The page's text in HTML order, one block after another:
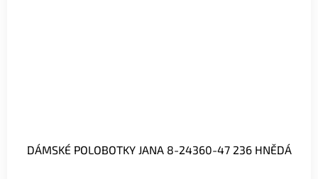
DÁMSKÉ POLOBOTKY JANA 8-24360-47 236 HNĚDÁ